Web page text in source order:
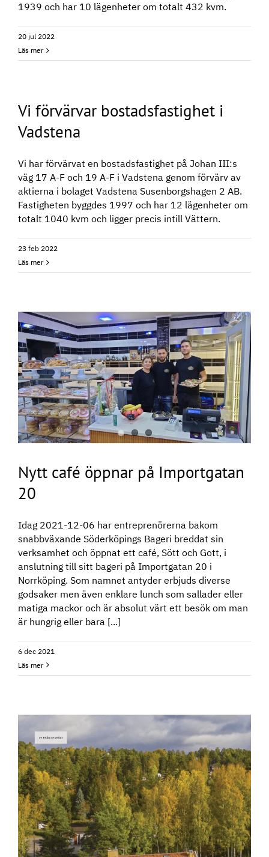
1939 och har 10 lägenheter om totalt 432 kvm.
20 jul 2022
Läs mer
Vi förvärvar bostadsfastighet i
Vadstena
Vi har förvärvat en bostadsfastighet på Johan III:s
väg 17 A-F och 19 A-F i Vadstena genom förvärv av
aktierna i bolaget Vadstena Susenborgshagen 2 AB.
Fastigheten byggdes 1997 och har 12 lägenheter om
totalt 1040 kvm och ligger precis intill Vättern.
23 feb 2022
Läs mer
Nytt café öppnar på Importgatan
20
Idag 2021-12-06 har entreprenörerna bakom
snabbväxande Söderköpings Bageri breddat sin
verksamhet och öppnat ett café, Sött och Gott, i
anslutning till sitt bageri på Importgatan 20 i
Norrköping. Som namnet antyder erbjuds diverse
godsaker men även enklare lunch som sallader eller
matiga mackor och är absolut värt ett besök om man
är hungrig eller bara [...]
6 dec 2021
Läs mer